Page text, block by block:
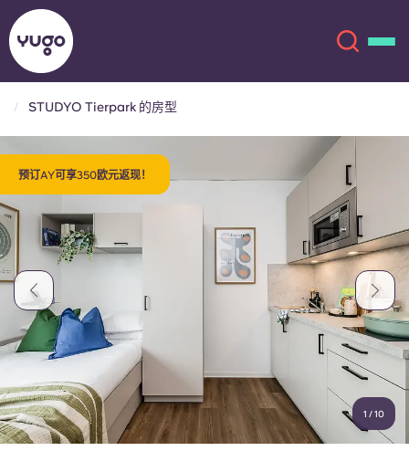
地点
更多
账户
English (GB)
选择一个国家
立即预订
English (US)
Chinese
Italian
Portuguese
STUDYO Tierpark 的房型
预订AY可享350欧元返现！
1 /10